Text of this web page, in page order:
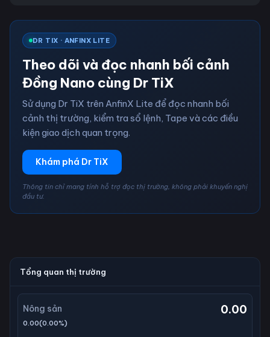
DR TIX · ANFINX LITE
Theo dõi và đọc nhanh bối cảnh
Đồng Nano cùng Dr TiX
Sử dụng Dr TiX trên AnfinX Lite để đọc nhanh bối
cảnh thị trường, kiểm tra sổ lệnh, Tape và các điều
kiện giao dịch quan trọng.
Khám phá Dr TiX
Thông tin chỉ mang tính hỗ trợ đọc thị trường, không phải khuyến nghị
đầu tư.
Tổng quan thị trường
Nông sản 0.00
0.00(0.00%)